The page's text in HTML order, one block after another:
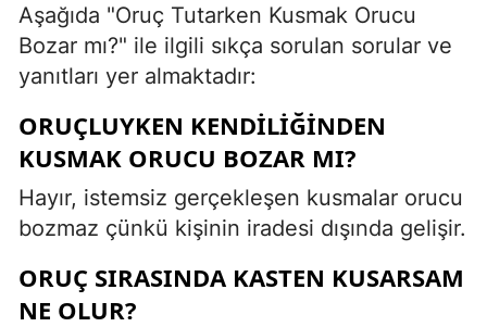
Aşağıda "Oruç Tutarken Kusmak Orucu
Bozar mı?" ile ilgili sıkça sorulan sorular ve
yanıtları yer almaktadır:
ORUÇLUYKEN KENDILIĞINDEN
KUSMAK ORUCU BOZAR MI?
Hayır, istemsiz gerçekleşen kusmalar orucu
bozmaz çünkü kişinin iradesi dışında gelişir.
ORUÇ SIRASINDA KASTEN KUSARSAM
NE OLUR?